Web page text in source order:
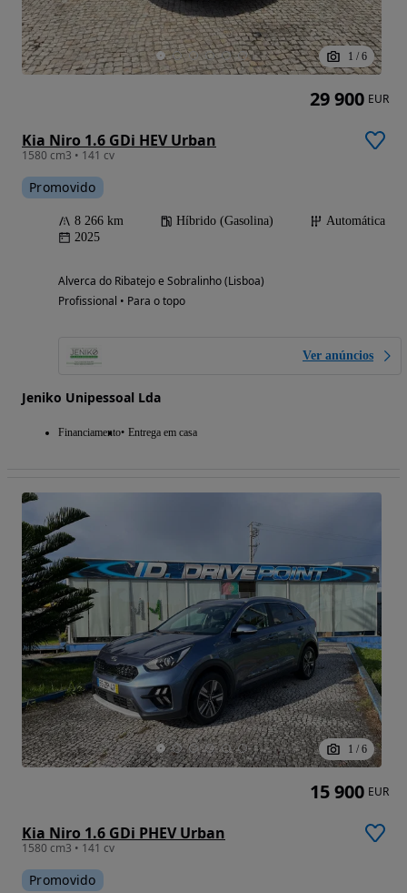
1 / 6
Kia Niro 1.6 GDi HEV Urban
1580 cm3 • 141 cv
Promovido
8 266 km Híbrido (Gasolina)
Automática
2025
Alverca do Ribatejo e Sobralinho (Lisboa)
Profissional • Para o topo
Ver anúncios
Jeniko Unipessoal Lda
Financiamento Entrega em casa
29 900 EUR
1 / 6
Kia Niro 1.6 GDi PHEV Urban
1580 cm3 • 141 cv
Promovido
15 900 EUR